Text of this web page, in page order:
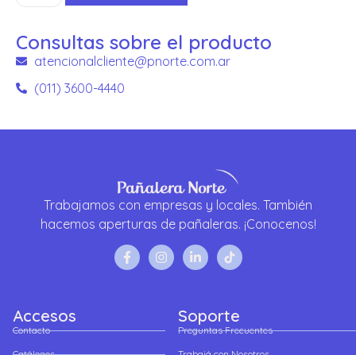
Consultas sobre el producto
atencionalcliente@pnorte.com.ar
(011) 3600-4440
Trabajamos con empresas y locales. También
hacemos aperturas de pañaleras. ¡Conocenos!
Accesos
Contacto
Soporte
Preguntas Frecuentes